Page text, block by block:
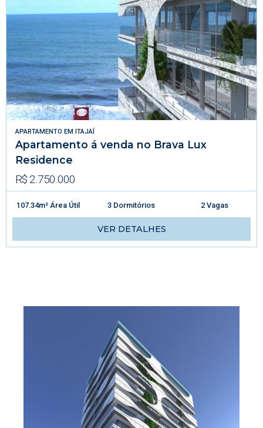
APARTAMENTO EM ITAJAÍ
Apartamento á venda no Brava Lux
Residence
R$ 2.750.000
107.34m² Área Útil 3 Dormitórios 2 Vagas
VER DETALHES